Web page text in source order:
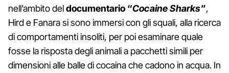
nell’ambito deldocumentario “Cocaine Sharks”,
Hird e Fanara si sono immersi con gli squali, alla ricerca
di comportamenti insoliti, per poi esaminare quale
fosse la risposta degli animali a pacchetti simili per
dimensioni alle balle di cocaina che cadono in acqua. In